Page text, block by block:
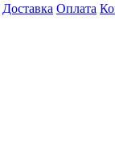
Доставка Оплата